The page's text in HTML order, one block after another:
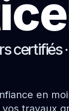
certifiés
en
travaux